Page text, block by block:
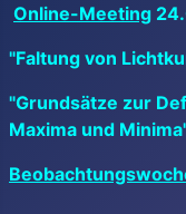
Online-Meeting
"Faltung von
"Grundsätze zur
Maxima und